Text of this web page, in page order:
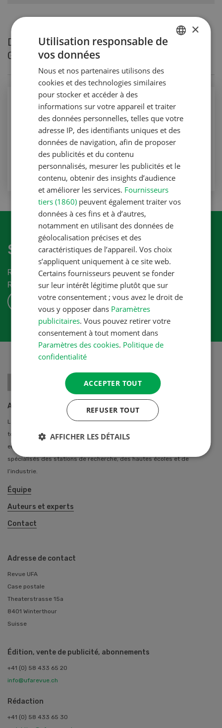
Derniers articles de Dr. med. vet. Annalisa
Giovannini
Production animale
Grande douve du foie chez les bovins
Production animale
VERS L'ARTICLE
S'abonner à la newletter
Recevez les dernières nouvelles du monde de la
Revue-UFA.
S'ABONNER
A propos de nous
La Revue UFA propose des solutions professionnelles individuelles à
toutes les agricultrices et agriculteurs de Suisse. Notre équipe
entretien des contacts privilégiés avec de nombreux auteurs
spécialisés des stations de recherche, des hautes écoles et de
l’industrie.
Équipe
Auteurs et experts
Contact
Adresse de contact
Revue UFA
Case postale
Theaterstrasse 15a
8401 Winterthour
Suisse
Édition, vente de publicité, abonnements
+41 (0) 58 433 65 20
info@ufarevue.ch
Rédaction
+41 (0) 58 433 65 30
×
Utilisation responsable de
vos données
Nous et nos partenaires utilisons des
cookies et des technologies similaires
pour stocker et accéder à des
informations sur votre appareil et traiter
des données personnelles, telles que votre
adresse IP, des identifiants uniques et des
données de navigation, afin de proposer
des publicités et du contenu
personnalisés, mesurer les publicités et le
contenu, obtenir des insights d’audience
et améliorer les services. Fournisseurs
tiers (1860) peuvent également traiter vos
données à ces fins et à d’autres,
notamment en utilisant des données de
géolocalisation précises et des
caractéristiques de l’appareil. Vos choix
s’appliquent uniquement à ce site web.
Certains fournisseurs peuvent se fonder
sur leur intérêt légitime plutôt que sur
votre consentement ; vous avez le droit de
vous y opposer dans Paramètres
publicitaires. Vous pouvez retirer votre
consentement à tout moment dans
Paramètres des cookies. Politique de
confidentialité
ACCEPTER TOUT
REFUSER TOUT
AFFICHER LES DÉTAILS